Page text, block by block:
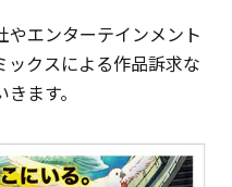
エンターテインメント
クスによる作品訴求な
ます。